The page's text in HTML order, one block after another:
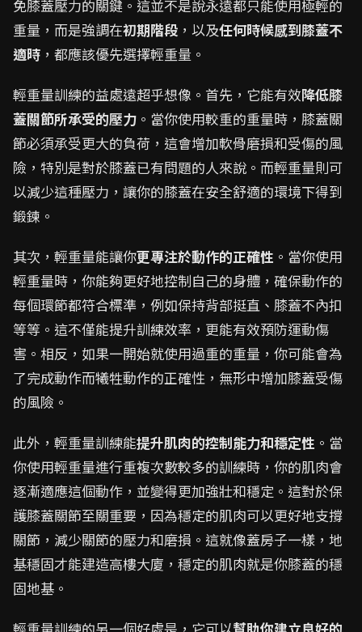
免膝蓋壓力的關鍵。這並不是說永遠都只能使用極輕的
重量，而是強調在初期階段 ，以及任何時候感到膝蓋不
適時 ，都應該優先選擇輕重量。
輕重量訓練的益處遠超乎想像。首先，它能有效降低膝
蓋關節所承受的壓力 。當你使用較重的重量時，膝蓋關
節必須承受更大的負荷，這會增加軟骨磨損和受傷的風
險，特別是對於膝蓋已有問題的人來說。而輕重量則可
以減少這種壓力，讓你的膝蓋在安全舒適的環境下得到
鍛鍊。
其次，輕重量能讓你更專注於動作的正確性 。當你使用
輕重量時，你能夠更好地控制自己的身體，確保動作的
每個環節都符合標準，例如保持背部挺直、膝蓋不內扣
等等。這不僅能提升訓練效率，更能有效預防運動傷
害。相反，如果一開始就使用過重的重量，你可能會為
了完成動作而犧牲動作的正確性，無形中增加膝蓋受傷
的風險。
此外，輕重量訓練能提升肌肉的控制能力和穩定性 。當
你使用輕重量進行重複次數較多的訓練時，你的肌肉會
逐漸適應這個動作，並變得更加強壯和穩定。這對於保
護膝蓋關節至關重要，因為穩定的肌肉可以更好地支撐
關節，減少關節的壓力和磨損。這就像蓋房子一樣，地
基穩固才能建造高樓大廈，穩定的肌肉就是你膝蓋的穩
固地基。